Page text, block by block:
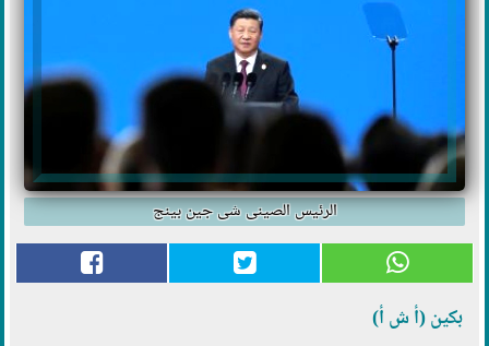
الرئيس الصينى شى جين بينج
بكين (أ ش أ)